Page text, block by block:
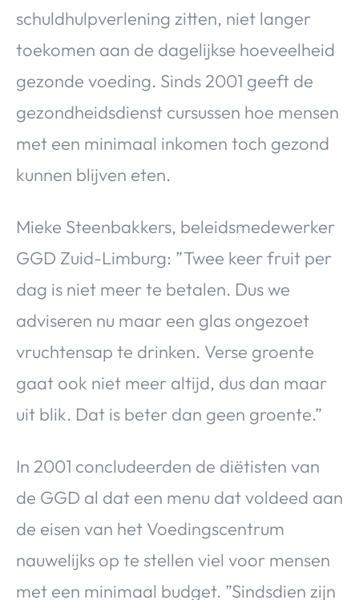
schuldhulpverlening zitten, niet langer
toekomen aan de dagelijkse hoeveelheid
gezonde voeding. Sinds 2001 geeft de
gezondheidsdienst cursussen hoe mensen
met een minimaal inkomen toch gezond
kunnen blijven eten.
Mieke Steenbakkers, beleidsmedewerker
GGD Zuid-Limburg: ”Twee keer fruit per
dag is niet meer te betalen. Dus we
adviseren nu maar een glas ongezoet
vruchtensap te drinken. Verse groente
gaat ook niet meer altijd, dus dan maar
uit blik. Dat is beter dan geen groente.”
In 2001 concludeerden de diëtisten van
de GGD al dat een menu dat voldeed aan
de eisen van het Voedingscentrum
nauwelijks op te stellen viel voor mensen
met een minimaal budget. ”Sindsdien zijn